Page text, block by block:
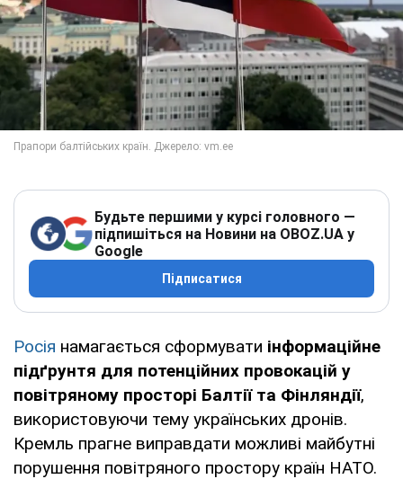
Будьте першими у курсі головного —
підпишіться на Новини на OBOZ.UA у
Google
Підписатися
Росія намагається сформувати інформаційне
підґрунтя для потенційних провокацій у
повітряному просторі Балтії та Фінляндії,
використовуючи тему українських дронів.
Кремль прагне виправдати можливі майбутні
порушення повітряного простору країн НАТО.